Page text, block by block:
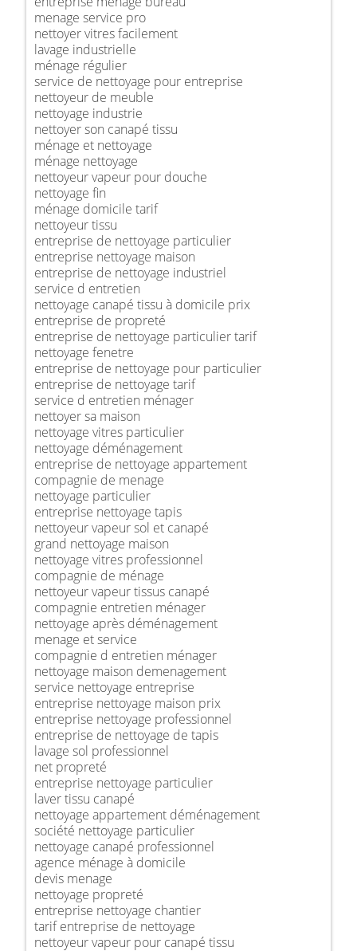
menage service pro
nettoyer vitres facilement
lavage industrielle
ménage régulier
service de nettoyage pour entreprise
nettoyeur de meuble
nettoyage industrie
nettoyer son canapé tissu
ménage et nettoyage
ménage nettoyage
nettoyeur vapeur pour douche
nettoyage fin
ménage domicile tarif
nettoyeur tissu
entreprise de nettoyage particulier
entreprise nettoyage maison
entreprise de nettoyage industriel
service d entretien
nettoyage canapé tissu à domicile prix
entreprise de propreté
entreprise de nettoyage particulier tarif
nettoyage fenetre
entreprise de nettoyage pour particulier
entreprise de nettoyage tarif
service d entretien ménager
nettoyer sa maison
nettoyage vitres particulier
nettoyage déménagement
entreprise de nettoyage appartement
compagnie de menage
nettoyage particulier
entreprise nettoyage tapis
nettoyeur vapeur sol et canapé
grand nettoyage maison
nettoyage vitres professionnel
compagnie de ménage
nettoyeur vapeur tissus canapé
compagnie entretien ménager
nettoyage après déménagement
menage et service
compagnie d entretien ménager
nettoyage maison demenagement
service nettoyage entreprise
entreprise nettoyage maison prix
entreprise nettoyage professionnel
entreprise de nettoyage de tapis
lavage sol professionnel
net propreté
entreprise nettoyage particulier
laver tissu canapé
nettoyage appartement déménagement
société nettoyage particulier
nettoyage canapé professionnel
agence ménage à domicile
devis menage
nettoyage propreté
entreprise nettoyage chantier
tarif entreprise de nettoyage
nettoyeur vapeur pour canapé tissu